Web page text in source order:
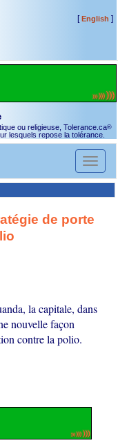
[English ]
ou religieuse, Tolerance.ca®
lesquels repose la tolérance.
Toggle
de porte
la capitale, dans
nouvelle façon
contre la polio.